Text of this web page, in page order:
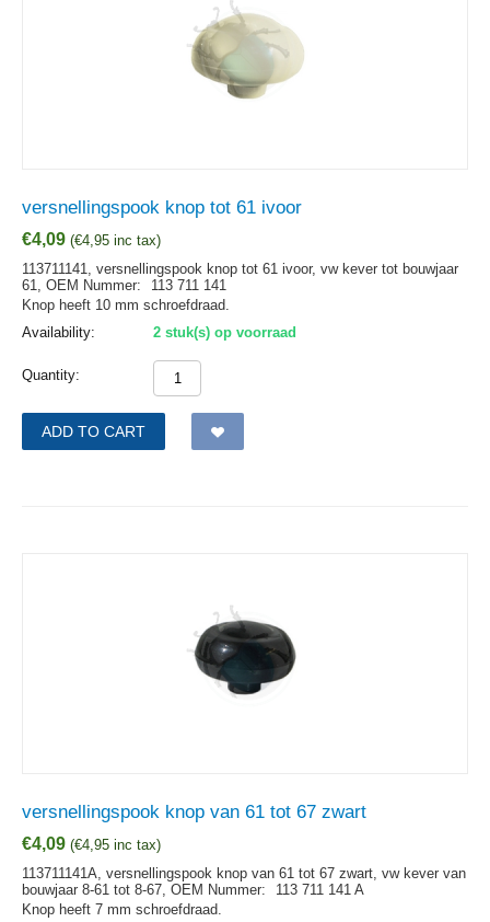
versnellingspook knop tot 61 ivoor
€4,09 (€4,95 inc tax)
113711141, versnellingspook knop tot 61 ivoor, vw kever tot bouwjaar
61, OEM Nummer:
113 711 141
Knop heeft 10 mm schroefdraad.
Availability:
2 stuk(s) op voorraad
Quantity:
ADD TO CART
versnellingspook knop van 61 tot 67 zwart
€4,09 (€4,95 inc tax)
113711141A, versnellingspook knop van 61 tot 67 zwart, vw kever van
bouwjaar 8-61 tot 8-67, OEM Nummer:
113 711 141 A
Knop heeft 7 mm schroefdraad.